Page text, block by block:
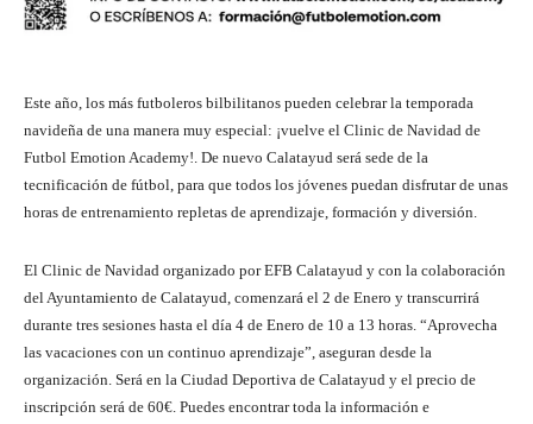
Este año, los más futboleros bilbilitanos pueden celebrar la temporada
navideña de una manera muy especial: ¡vuelve el Clinic de Navidad de
Futbol Emotion Academy!. De nuevo Calatayud será sede de la
tecnificación de fútbol, para que todos los jóvenes puedan disfrutar de unas
horas de entrenamiento repletas de aprendizaje, formación y diversión.
El Clinic de Navidad organizado por EFB Calatayud y con la colaboración
del Ayuntamiento de Calatayud, comenzará el 2 de Enero y transcurrirá
durante tres sesiones hasta el día 4 de Enero de 10 a 13 horas. “Aprovecha
las vacaciones con un continuo aprendizaje”, aseguran desde la
organización. Será en la Ciudad Deportiva de Calatayud y el precio de
inscripción será de 60€. Puedes encontrar toda la información e